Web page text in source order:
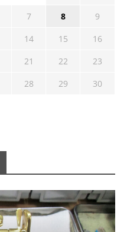
7 8
9
14 15
16
21 22
23
28 29
30